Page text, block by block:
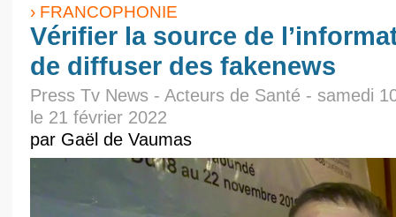
› FRANCOPHONIE
Vérifier la source de
de diffuser des fakenews
Press Tv News - Acteurs de Santé - samedi
le 21 février 2022
par Gaël de Vaumas